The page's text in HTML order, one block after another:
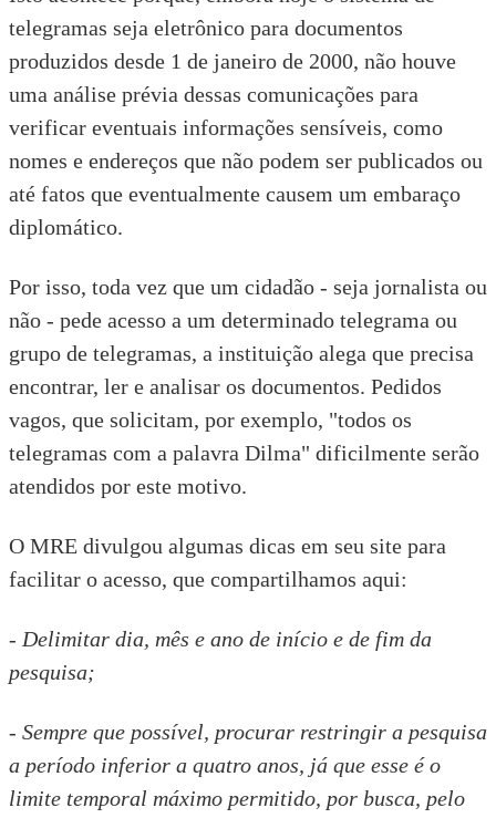
telegramas seja eletrônico para documentos
produzidos desde 1 de janeiro de 2000, não houve
uma análise prévia dessas comunicações para
verificar eventuais informações sensíveis, como
nomes e endereços que não podem ser publicados ou
até fatos que eventualmente causem um embaraço
diplomático.
Por isso, toda vez que um cidadão - seja jornalista ou
não - pede acesso a um determinado telegrama ou
grupo de telegramas, a instituição alega que precisa
encontrar, ler e analisar os documentos. Pedidos
vagos, que solicitam, por exemplo, "todos os
telegramas com a palavra Dilma" dificilmente serão
atendidos por este motivo.
O MRE divulgou algumas dicas em seu site para
facilitar o acesso, que compartilhamos aqui:
- Delimitar dia, mês e ano de início e de fim da
pesquisa;
- Sempre que possível, procurar restringir a pesquisa
a período inferior a quatro anos, já que esse é o
limite temporal máximo permitido, por busca, pelo